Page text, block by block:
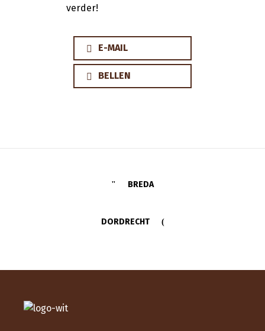
verder!
E-MAIL
BELLEN
BREDA
DORDRECHT